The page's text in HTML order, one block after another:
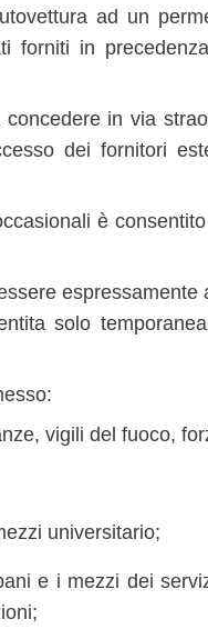
ad un
forniti in
concedere in via
dei fornitori
è
solo
vigili del fuoco,
universitario;
e i mezzi dei